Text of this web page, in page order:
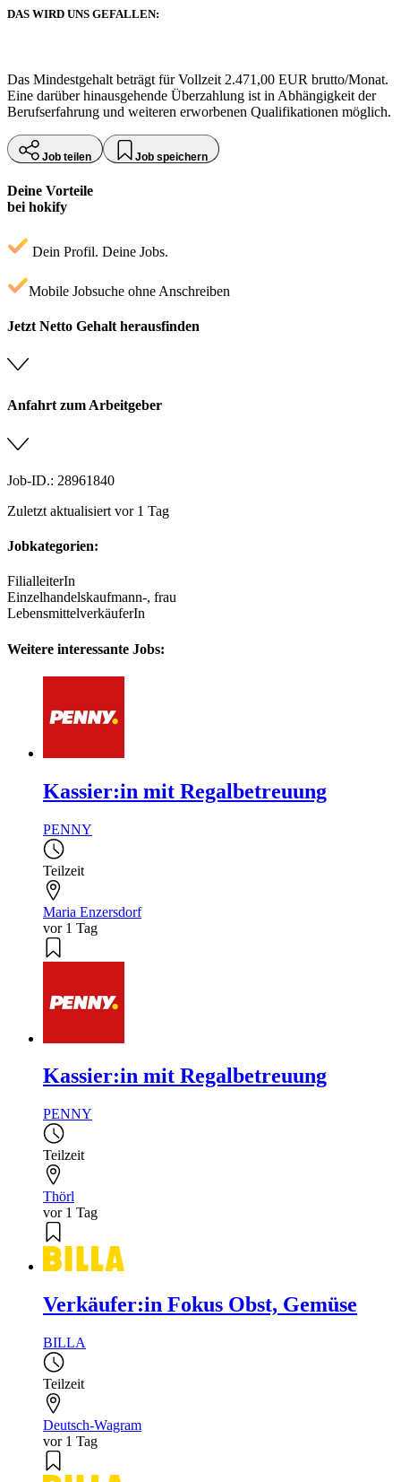
DAS WIRD UNS GEFALLEN:
Das Mindestgehalt beträgt für Vollzeit 2.471,00 EUR brutto/Monat.
Eine darüber hinausgehende Überzahlung ist in Abhängigkeit der
Berufserfahrung und weiteren erworbenen Qualifikationen möglich.
Job teilen Job speichern
Deine Vorteile
bei hokify
Dein Profil. Deine Jobs.
Mobile Jobsuche ohne Anschreiben
Jetzt Netto Gehalt herausfinden
Anfahrt zum Arbeitgeber
Job-ID.: 28961840
Zuletzt aktualisiert vor 1 Tag
Jobkategorien:
FilialleiterIn
Einzelhandelskaufmann-, frau
LebensmittelverkäuferIn
Weitere interessante Jobs:
Kassier:in mit Regalbetreuung
PENNY
Teilzeit
Maria Enzersdorf
vor 1 Tag
Kassier:in mit Regalbetreuung
PENNY
Teilzeit
Thörl
vor 1 Tag
Verkäufer:in Fokus Obst, Gemüse
BILLA
Teilzeit
Deutsch-Wagram
vor 1 Tag